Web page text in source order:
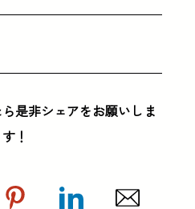
是非シェアをお願いしま
す！